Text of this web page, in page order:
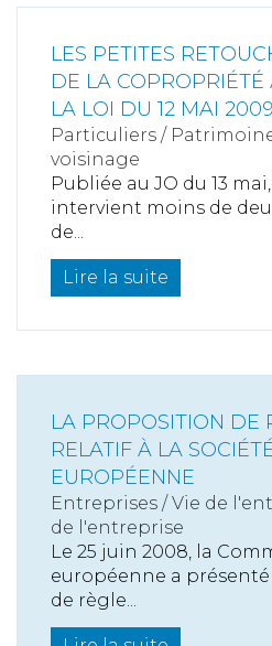
LES PETITES
DE LA
LA LOI DU 12 MAI 2009
Particuliers /
voisinage
Publiée au JO du 13
intervient moins de
de...
Lire la suite
LA PROPOSITION DE
RELATIF À LA
EUROPÉENNE
Entreprises /Vie de
de l'entreprise
Le 25 juin 2008, la
européenne a
de règle...